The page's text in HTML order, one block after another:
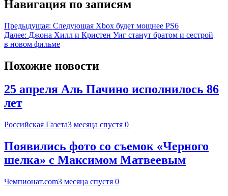
Навигация по записям
Предыдущая: Следующая Xbox будет мощнее PS6
Далее: Джона Хилл и Кристен Уиг станут братом и сестрой
в новом фильме
Похожие новости
25 апреля Аль Пачино исполнилось 86
лет
Российская Газета3 месяца спустя 0
Появились фото со съемок «Черного
шелка» с Максимом Матвеевым
Чемпионат.com3 месяца спустя 0